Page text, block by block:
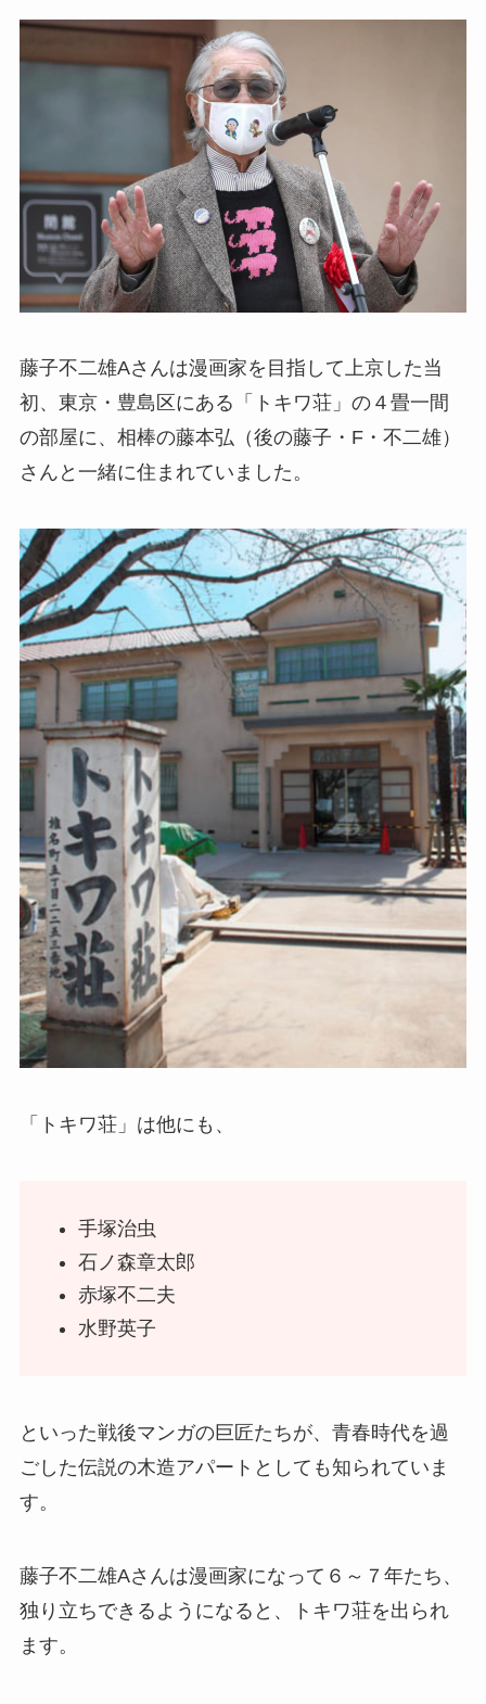
藤子不二雄Aさんは漫画家を目指して上京した当
初、東京・豊島区にある「トキワ荘」の４畳一間
の部屋に、相棒の藤本弘（後の藤子・F・不二雄）
さんと一緒に住まれていました。
「トキワ荘」は他にも、
手塚治虫
石ノ森章太郎
赤塚不二夫
水野英子
といった戦後マンガの巨匠たちが、青春時代を過
ごした伝説の木造アパートとしても知られていま
す。
藤子不二雄Aさんは漫画家になって６～７年たち、
独り立ちできるようになると、トキワ荘を出られ
ます。